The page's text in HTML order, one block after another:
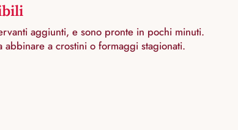
aggiunti, e sono pronte in pochi minuti.
a crostini o formaggi stagionati.